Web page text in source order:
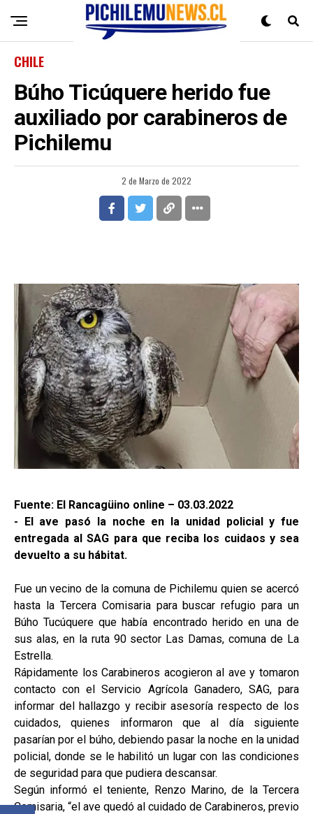
CHILE
Búho Ticúquere herido fue
auxiliado por carabineros de
Pichilemu
2 de Marzo de 2022
Fuente: El Rancagüino online – 03.03.2022
- El ave pasó la noche en la unidad policial y fue
entregada al SAG para que reciba los cuidaos y sea
devuelto a su hábitat.
Fue un vecino de la comuna de Pichilemu quien se acercó
hasta la Tercera Comisaria para buscar refugio para un
Búho Tucúquere que había encontrado herido en una de
sus alas, en la ruta 90 sector Las Damas, comuna de La
Estrella.
Rápidamente los Carabineros acogieron al ave y tomaron
contacto con el Servicio Agrícola Ganadero, SAG, para
informar del hallazgo y recibir asesoría respecto de los
cuidados, quienes informaron que al día siguiente
pasarían por el búho, debiendo pasar la noche en la unidad
policial, donde se le habilitó un lugar con las condiciones
de seguridad para que pudiera descansar.
Según informó el teniente, Renzo Marino, de la Tercera
Comisaria, “el ave quedó al cuidado de Carabineros, previo